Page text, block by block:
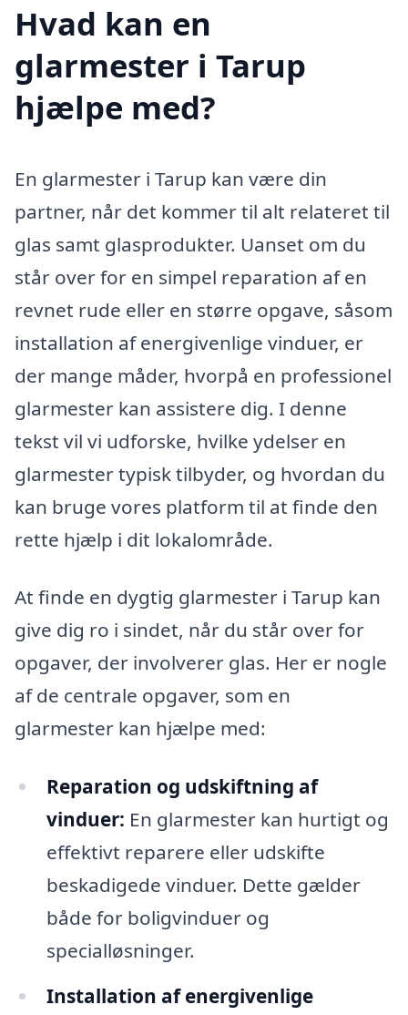
Hvad kan en
glarmester i Tarup
hjælpe med?
En glarmester i Tarup kan være din
partner, når det kommer til alt relateret til
glas samt glasprodukter. Uanset om du
står over for en simpel reparation af en
revnet rude eller en større opgave, såsom
installation af energivenlige vinduer, er
der mange måder, hvorpå en professionel
glarmester kan assistere dig. I denne
tekst vil vi udforske, hvilke ydelser en
glarmester typisk tilbyder, og hvordan du
kan bruge vores platform til at finde den
rette hjælp i dit lokalområde.
At finde en dygtig glarmester i Tarup kan
give dig ro i sindet, når du står over for
opgaver, der involverer glas. Her er nogle
af de centrale opgaver, som en
glarmester kan hjælpe med:
Reparation og udskiftning af
vinduer: En glarmester kan hurtigt og
effektivt reparere eller udskifte
beskadigede vinduer. Dette gælder
både for boligvinduer og
specialløsninger.
Installation af energivenlige